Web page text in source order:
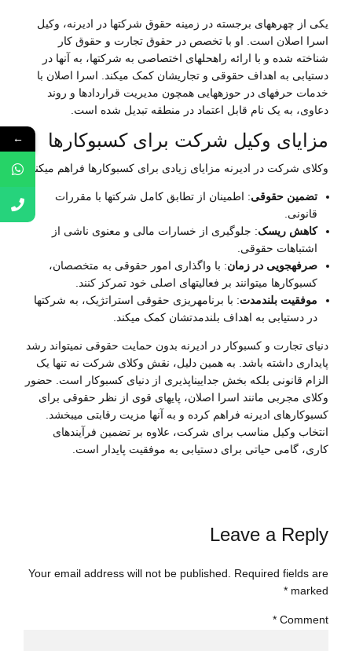
یکی از چهرههای برجسته در زمینه حقوق شرکتها در ادیرنه، وکیل
اسرا اصلان است. او با تخصص در حقوق تجارت و حقوق کار
شناخته شده و با ارائه راهحلهای اختصاصی به شرکتها، به آنها در
دستیابی به اهداف حقوقی و تجاریشان کمک میکند. اسرا اصلان با
خدمات حرفهای در حوزههایی همچون مدیریت قراردادها و روند
دعاوی، به یک نام قابل اعتماد در منطقه تبدیل شده است.
مزایای وکیل شرکت برای کسبوکارها
وکلای شرکت در ادیرنه مزایای زیادی برای کسبوکارها فراهم میکنند:
تضمین حقوقی: اطمینان از تطابق کامل شرکتها با مقررات
قانونی.
کاهش ریسک: جلوگیری از خسارات مالی و معنوی ناشی از
اشتباهات حقوقی.
صرفهجویی در زمان: با واگذاری امور حقوقی به متخصصان،
کسبوکارها میتوانند بر فعالیتهای اصلی خود تمرکز کنند.
موفقیت بلندمدت: با برنامهریزی حقوقی استراتژیک، به شرکتها
در دستیابی به اهداف بلندمدتشان کمک میکند.
دنیای تجارت و کسبوکار در ادیرنه بدون حمایت حقوقی نمیتواند رشد
پایداری داشته باشد. به همین دلیل، نقش وکلای شرکت نه تنها یک
الزام قانونی بلکه بخش جداییناپذیری از دنیای کسبوکار است. حضور
وکلای مجربی مانند اسرا اصلان، پایهای قوی از نظر حقوقی برای
کسبوکارهای ادیرنه فراهم کرده و به آنها مزیت رقابتی میبخشد.
انتخاب وکیل مناسب برای شرکت، علاوه بر تضمین فرآیندهای
کاری، گامی حیاتی برای دستیابی به موفقیت پایدار است.
Leave a Reply
Your email address will not be published. Required fields are
marked *
Comment
*
←